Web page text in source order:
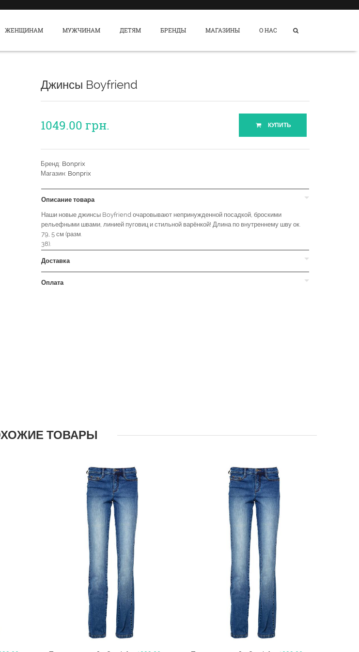
ЖЕНЩИНАМ МУЖЧИНАМ ДЕТЯМ БРЕНДЫ МАГАЗИНЫ О НАС
Джинсы Boyfriend
1049.00 грн. КУПИТЬ
Бренд: Bonprix
Магазин: Bonprix
Описание товара
Наши новые джинсы Boyfriend очаровывают непринужденной посадкой, броскими
рельефными швами, линией пуговиц и стильной варёнкой! Длина по внутреннему шву ок.
79, 5 см (разм.
38).
Доставка
Оплата
ТОВАРЫ